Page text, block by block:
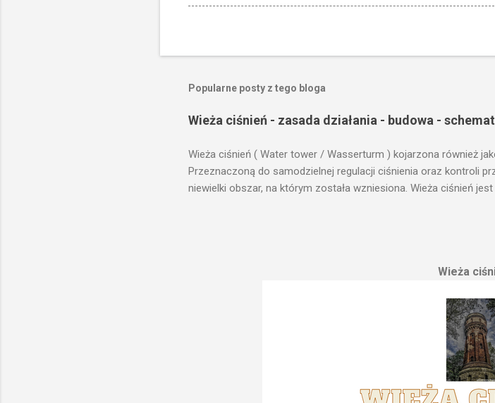
Popularne posty z tego bloga
Wieża ciśnień - zasada działania - budowa -
Wieża ciśnień ( Water tower / Wasserturm ) kojarzona również
Przeznaczoną do samodzielnej regulacji ciśnienia oraz kontroli
niewielki obszar, na którym została wzniesiona. Wieża ciśnień
zaplanowanej dla sektorów przemysłowych, miejskich oraz
musi zostać wybudowana na najwyższym lokalnym wzniesieniu.
Wieża